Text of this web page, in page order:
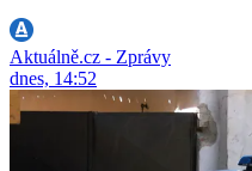
Aktuálně.cz - Zprávy
dnes, 14:52